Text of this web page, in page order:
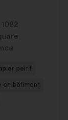
peint
en bâtiment